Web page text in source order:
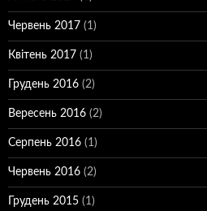
Червень 2017 (1)
Квітень 2017 (1)
Грудень 2016 (2)
Вересень 2016 (2)
Серпень 2016 (1)
Червень 2016 (2)
Грудень 2015 (1)